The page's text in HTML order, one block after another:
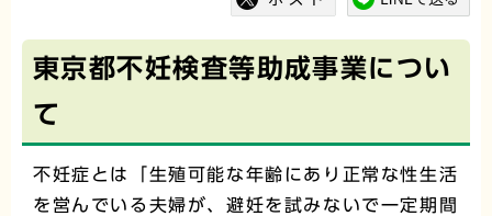
東京都不妊検査等助成事業につい
て
不妊症とは「生殖可能な年齢にあり正常な性生活
を営んでいる夫婦が、避妊を試みないで一定期間